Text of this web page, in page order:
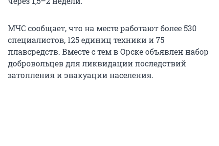
МЧС сообщает, что на месте работают более 530
специалистов, 125 единиц техники и 75
плавсредств. Вместе с тем в Орске объявлен набор
добровольцев для ликвидации последствий
затопления и эвакуации населения.